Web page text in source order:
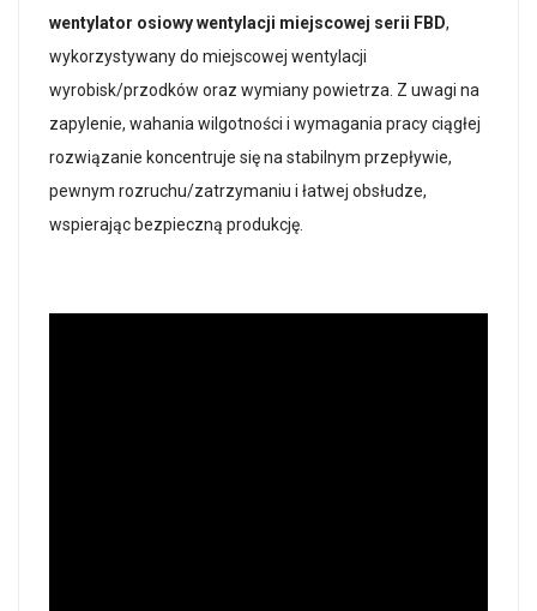
wentylator osiowy wentylacji miejscowej serii FBD,
wykorzystywany do miejscowej wentylacji
wyrobisk/przodków oraz wymiany powietrza. Z uwagi na
zapylenie, wahania wilgotności i wymagania pracy ciągłej
rozwiązanie koncentruje się na stabilnym przepływie,
pewnym rozruchu/zatrzymaniu i łatwej obsłudze,
wspierając bezpieczną produkcję.